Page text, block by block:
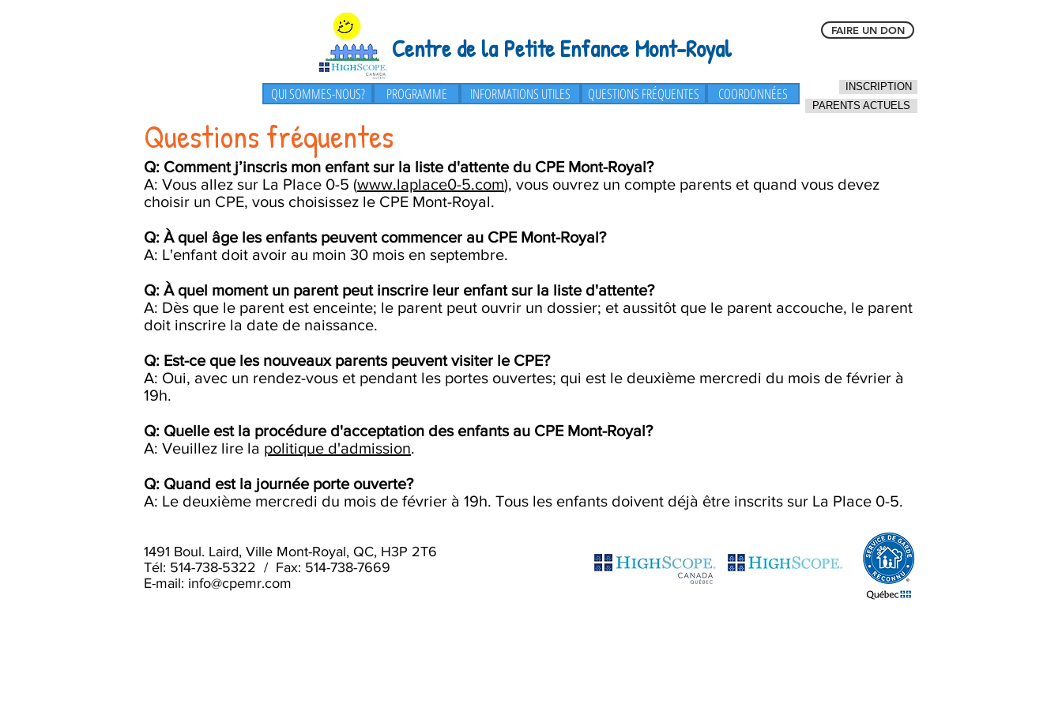
Centre de la Petite Enfance Mont-Royal
ABOUT US PROGRAMME
FAIRE UN DON
QUI SOMMES-NOUS? PROGRAMME INFORMATIONS UTILES QUESTIONS FRÉQUENTES COORDONNÉES
INSCRIPTION
PARENTS ACTUELS
Questions fréquentes
Q: Comment j’inscris mon enfant sur la liste d'attente du CPE Mont-Royal?
A: Vous allez sur La Place 0-5 (www.laplace0-5.com), vous ouvrez un compte parents et quand vous devez
choisir un CPE, vous choisissez le CPE Mont-Royal.
Q: À quel âge les enfants peuvent commencer au CPE Mont-Royal?
A: L'enfant doit avoir au moin 30 mois en septembre.
Q: À quel moment un parent peut inscrire leur enfant sur la liste d'attente?
A: Dès que le parent est enceinte; le parent peut ouvrir un dossier; et aussitôt que le parent accouche, le parent
doit inscrire la date de naissance.
Q: Est-ce que les nouveaux parents peuvent visiter le CPE?
A: Oui, avec un rendez-vous et pendant les portes ouvertes; qui est le deuxième mercredi du mois de février à
19h.
Q: Quelle est la procédure d'acceptation des enfants au CPE Mont-Royal?
A: Veuillez lire la politique d'admission.
Q: Quand est la journée porte ouverte?
A: Le deuxième mercredi du mois de février à 19h. Tous les enfants doivent déjà être inscrits sur La Place 0-5.
1491 Boul. Laird, Ville Mont-Royal, QC, H3P 2T6
Tél: 514-738-5322 / Fax: 514-738-7669
E-mail: info@cpemr.com